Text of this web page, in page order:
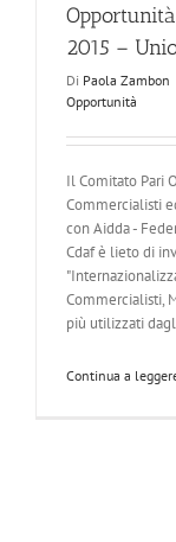
2015 –
Di Paola Zambon
Opportunità
Il Comitato Pari
Commercialisti
con Aidda -
Cdaf è lieto di
Commercialisti,
più utilizzati
Continua a